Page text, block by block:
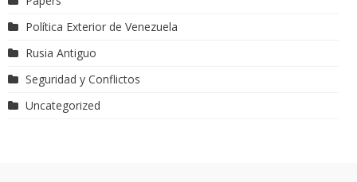
Política Exterior de Venezuela
Rusia Antiguo
Seguridad y Conflictos
Uncategorized